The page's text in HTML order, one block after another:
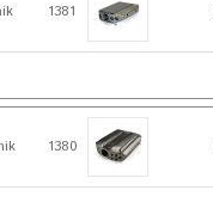
1381
1380